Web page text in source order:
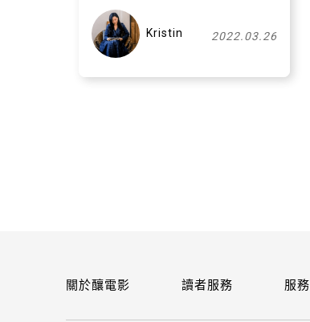
Kristin 2022.03.26
關於釀電影 讀者服務 服